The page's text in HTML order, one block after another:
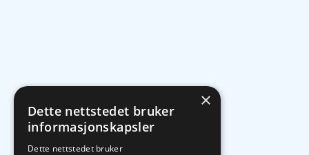
×
Dette nettstedet bruker
informasjonskapsler
Dette nettstedet bruker